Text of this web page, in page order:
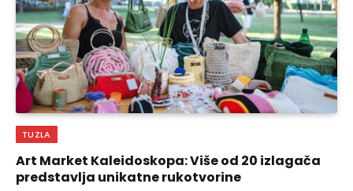
TUZLA
Art Market Kaleidoskopa: Više od 20 izlagača
predstavlja unikatne rukotvorine